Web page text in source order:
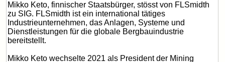
Mikko Keto, finnischer Staatsbürger, stösst von FLSmidth
zu SIG. FLSmidth ist ein international tätiges
Industrieunternehmen, das Anlagen, Systeme und
Dienstleistungen für die globale Bergbauindustrie
bereitstellt.
Mikko Keto wechselte 2021 als President der Mining